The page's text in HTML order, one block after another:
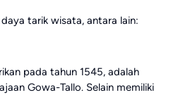
tarik wisata, antara lain:
pada tahun 1545, adalah
Gowa-Tallo. Selain memiliki